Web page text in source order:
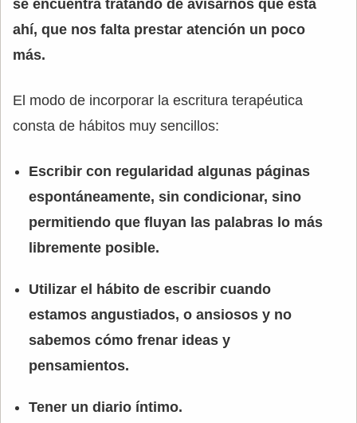
se encuentra tratando de avisarnos que está
ahí, que nos falta prestar atención un poco
más.
El modo de incorporar la escritura terapéutica
consta de hábitos muy sencillos:
Escribir con regularidad algunas páginas
espontáneamente, sin condicionar, sino
permitiendo que fluyan las palabras lo más
libremente posible.
Utilizar el hábito de escribir cuando
estamos angustiados, o ansiosos y no
sabemos cómo frenar ideas y
pensamientos.
Tener un diario íntimo.